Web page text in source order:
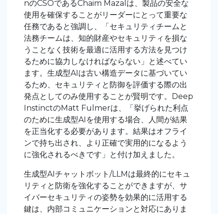
nのCSOであるChaim Mazalは、製品の安全な
使用を確保することがリーダーにとって重要な
任務であると強調し 、「セキュリティチームと
法務チームは、知的財産やセキュリティを損な
うことなく技術を最適に活用する方法を見つけ
るために協力しなければならない」と述べてい
ます。生成型AIは古い構造データに基づいてい
るため、セキュリティと防御を評価する際の出
発点としてのみ使用することが賢明です。Deep
InstinctのMatt Fulmerは、「挙げられた利点
のために生成型AIを使用する場合、人間が結果
を正当化する必要があります。結果はオフライ
ンで持ち出され、より正確で実用的になるよう
に強化されるべきです」と付け加えました。
生成型AIチャットボット/LLMは最終的にセキュ
リティと防衛を強化することができますが、サ
イバーセキュリティの姿勢を効果的に活用する
鍵は、内部コミュニケーションと対応にありま